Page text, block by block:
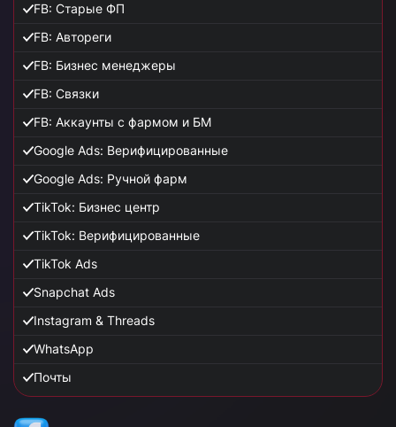
FB: Старые ФП
FB: Автореги
FB: Бизнес менеджеры
FB: Связки
FB: Аккаунты с фармом и БМ
Google Ads: Верифицированные
Google Ads: Ручной фарм
TikTok: Бизнес центр
TikTok: Верифицированные
TikTok Ads
Snapchat Ads
Instagram & Threads
WhatsApp
Почты